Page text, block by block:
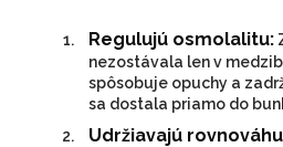
Regulujú osmolalitu:
nezostávala len v
spôsobuje opuchy a
sa dostala priamo do
Udržiavajú